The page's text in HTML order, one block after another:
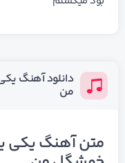
دانلود آهنگ
من
متن آهنگ یکی